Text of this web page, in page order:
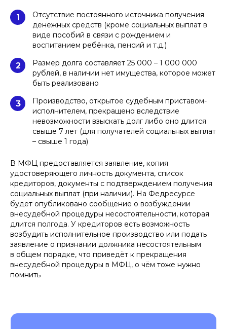
1
Отсутствие постоянного источника получения
денежных средств (кроме социальных выплат в
виде пособий в связи с рождением и
воспитанием ребёнка, пенсий и т.д.)
2
Размер долга составляет 25 000 – 1 000 000
рублей, в наличии нет имущества, которое может
быть реализовано
3
Производство, открытое судебным приставом-
исполнителем, прекращено вследствие
невозможности взыскать долг либо оно длится
свыше 7 лет (для получателей социальных выплат
– свыше 1 года)
В МФЦ предоставляется заявление, копия
удостоверяющего личность документа, список
кредиторов, документы с подтверждением получения
социальных выплат (при наличии). На Федресурсе
будет опубликовано сообщение о возбуждении
внесудебной процедуры несостоятельности, которая
длится полгода. У кредиторов есть возможность
возбудить исполнительное производство или подать
заявление о признании должника несостоятельным
в общем порядке, что приведёт к прекращения
внесудебной процедуры в МФЦ, о чём тоже нужно
помнить